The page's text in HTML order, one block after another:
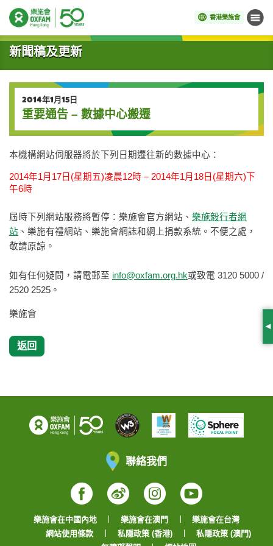
香港樂施會 目錄
開始主要內容
新聞稿及更新
2014年1月15日
重要通告 – 數據中心搬遷
本機構網站伺服器將於下列日期遷往新的數據中心：
2014年1月17日(星期五)凌晨12時 – 2014年1月18日(星期六)下
午6時
屆時下列網站服務將暫停：樂施會官方網站、 樂施毅行者網
站 、樂施有禮網站、樂施會網誌和網上捐款系統。不便之處，
敬請原諒。
如有任何疑問，請電郵至 info@oxfam.org.hk或致電 3120 5000 /
2520 2525。
樂施會
返回
聯絡我們
Facebook
WeiboInstagram
YouTube
樂施會在中國內地 樂施會在澳門
樂施會在台灣
網站使用條款
私隱政策 (香港)
私隱政策 (澳門)